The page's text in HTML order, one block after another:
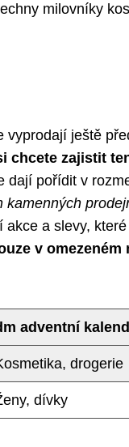
milovníky
ještě
chcete zajistit
pořídit v
a slevy,
v
adventní
drogerie
dívky